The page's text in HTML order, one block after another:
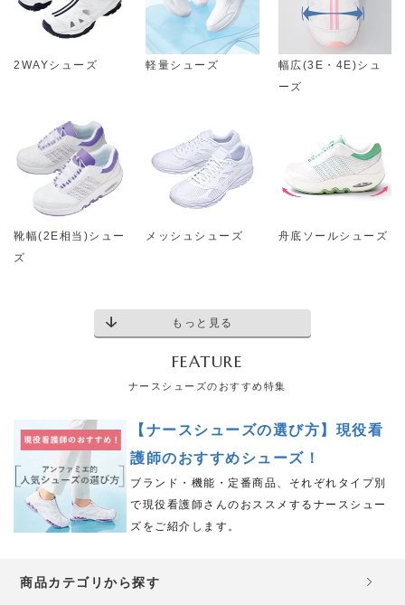
2WAYシューズ 軽量シューズ
幅広(3E・4E)シュ
ーズ
靴幅(2E相当)シュー
ズ
メッシュシューズ 舟底ソールシューズ
もっと見る
FEATURE
ナースシューズのおすすめ特集
【ナースシューズの選び方】現役看
護師のおすすめシューズ！
ブランド・機能・定番商品、それぞれタイプ別
で現役看護師さんのおススメするナースシュー
ズをご紹介します。
商品カテゴリから探す